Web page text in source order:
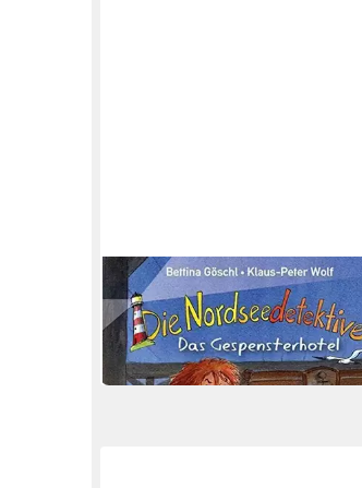
JUMBO VERLAG
Hörspiel Die
Gespensterhotel,1 Audio-CD
18,70 €
in 3-4 Werktagen bei dir